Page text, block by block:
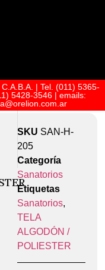
| Tel. (011) 5365-
5428-3546 | emails:
SKU SAN-H-
205
Categoría
Sanatorios
Etiquetas
Sanatorios,
TELA
ALGODÓN /
POLIESTER